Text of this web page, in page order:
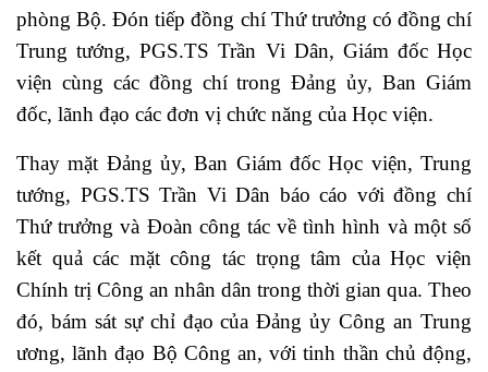
phòng Bộ. Đón tiếp đồng chí Thứ trưởng có đồng chí
Trung tướng, PGS.TS Trần Vi Dân, Giám đốc Học
viện cùng các đồng chí trong Đảng ủy, Ban Giám
đốc, lãnh đạo các đơn vị chức năng của Học viện.
Thay mặt Đảng ủy, Ban Giám đốc Học viện, Trung
tướng, PGS.TS Trần Vi Dân báo cáo với đồng chí
Thứ trưởng và Đoàn công tác về tình hình và một số
kết quả các mặt công tác trọng tâm của Học viện
Chính trị Công an nhân dân trong thời gian qua. Theo
đó, bám sát sự chỉ đạo của Đảng ủy Công an Trung
ương, lãnh đạo Bộ Công an, với tinh thần chủ động,